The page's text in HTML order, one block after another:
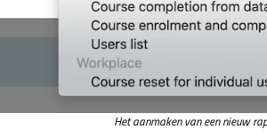
Het aanmaken van een nieuw